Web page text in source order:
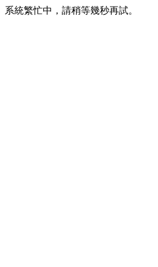
系統繁忙中，請稍等幾秒再試。